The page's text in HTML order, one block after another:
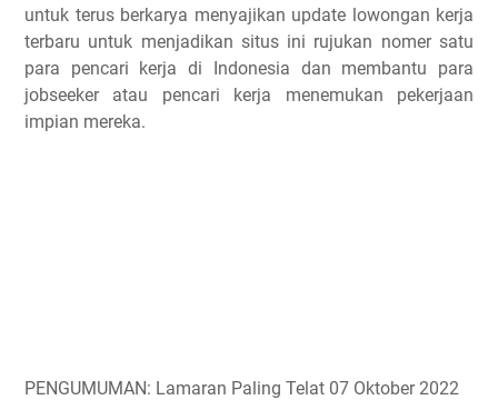
untuk terus berkarya menyajikan update lowongan kerja
terbaru untuk menjadikan situs ini rujukan nomer satu
para pencari kerja di Indonesia dan membantu para
jobseeker atau pencari kerja menemukan pekerjaan
impian mereka.
PENGUMUMAN: Lamaran Paling Telat 07 Oktober 2022